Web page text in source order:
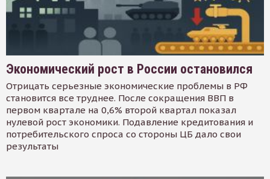
Экономический рост в России остановился
Отрицать серьезные экономические проблемы в РФ
становится все труднее. После сокращения ВВП в
первом квартале на 0,6% второй квартал показал
нулевой рост экономики. Подавление кредитования и
потребительского спроса со стороны ЦБ дало свои
результаты